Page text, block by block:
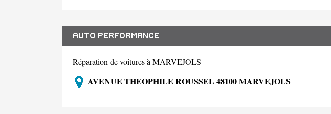
AUTO PERFORMANCE
Réparation de voitures à MARVEJOLS
AVENUE THEOPHILE ROUSSEL 48100 MARVEJOLS